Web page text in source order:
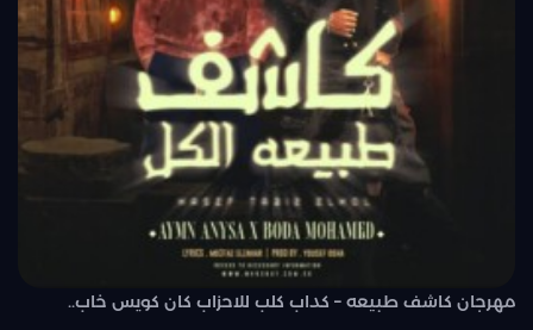
مهرجان كاشف طبيعه – كداب كلب للاحزاب كان كويس خاب..